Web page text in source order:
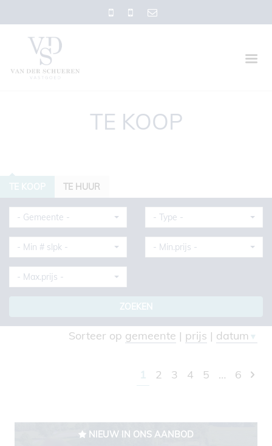
- Gemeente - - Type -
- Min # slpk - - Min.prijs -
- Max.prijs -
ZOEKEN
TE HUUR
TE KOOP
Sorteer op gemeente | prijs | datum ▼
1 2 3 4 5 … 6
NIEUW IN ONS AANBOD